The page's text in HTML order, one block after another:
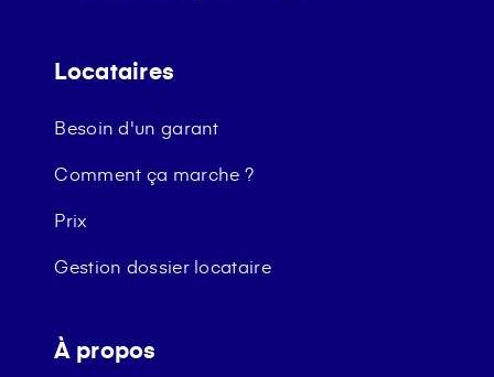
Locataires
Besoin d'un garant
Comment ça marche ?
Prix
Gestion dossier locataire
À propos